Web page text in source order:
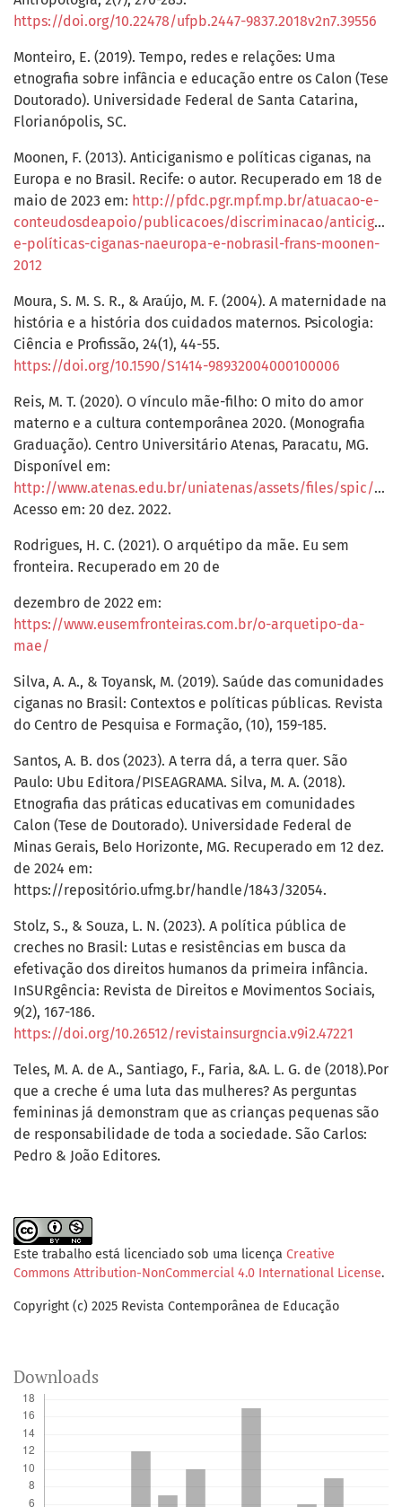
https://doi.org/10.22478/ufpb.2447-9837.2018v2n7.39556
Monteiro, E. (2019). Tempo, redes e relações: Uma
etnografia sobre infância e educação entre os Calon (Tese
Doutorado). Universidade Federal de Santa Catarina,
Florianópolis, SC.
Moonen, F. (2013). Anticiganismo e políticas ciganas, na
Europa e no Brasil. Recife: o autor. Recuperado em 18 de
maio de 2023 em: http://pfdc.pgr.mpf.mp.br/atuacao-e-
conteudosdeapoio/publicacoes/discriminacao/
e-políticas-ciganas-naeuropa-e-nobrasil-frans-moonen-
2012
Moura, S. M. S. R., & Araújo, M. F. (2004). A maternidade na
história e a história dos cuidados maternos. Psicologia:
Ciência e Profissão, 24(1), 44-55.
https://doi.org/10.1590/S1414-98932004000100006
Reis, M. T. (2020). O vínculo mãe-filho: O mito do amor
materno e a cultura contemporânea 2020. (Monografia
Graduação). Centro Universitário Atenas, Paracatu, MG.
Disponível em:
http://www.atenas.edu.br/uniatenas/assets/files/spic/monography/O_VINCULO_MAE_FILHO__o_mito_do_amor_materno_e_a_cultura_contemporanea.pdf
Acesso em: 20 dez. 2022.
Rodrigues, H. C. (2021). O arquétipo da mãe. Eu sem
fronteira. Recuperado em 20 de
dezembro de 2022 em:
https://www.eusemfronteiras.com.br/o-arquetipo-da-
mae/
Silva, A. A., & Toyansk, M. (2019). Saúde das comunidades
ciganas no Brasil: Contextos e políticas públicas. Revista
do Centro de Pesquisa e Formação, (10), 159-185.
Santos, A. B. dos (2023). A terra dá, a terra quer. São
Paulo: Ubu Editora/PISEAGRAMA. Silva, M. A. (2018).
Etnografia das práticas educativas em comunidades
Calon (Tese de Doutorado). Universidade Federal de
Minas Gerais, Belo Horizonte, MG. Recuperado em 12 dez.
de 2024 em:
https://repositório.ufmg.br/handle/1843/32054.
Stolz, S., & Souza, L. N. (2023). A política pública de
creches no Brasil: Lutas e resistências em busca da
efetivação dos direitos humanos da primeira infância.
InSURgência: Revista de Direitos e Movimentos Sociais,
9(2), 167-186.
https://doi.org/10.26512/revistainsurgncia.v9i2.47221
Teles, M. A. de A., Santiago, F., Faria, &A. L. G. de (2018).Por
que a creche é uma luta das mulheres? As perguntas
femininas já demonstram que as crianças pequenas são
de responsabilidade de toda a sociedade. São Carlos:
Pedro & João Editores.
Este trabalho está licenciado sob uma licença Creative
Commons Attribution-NonCommercial 4.0 International License.
Copyright (c) 2025 Revista Contemporânea de Educação
Downloads